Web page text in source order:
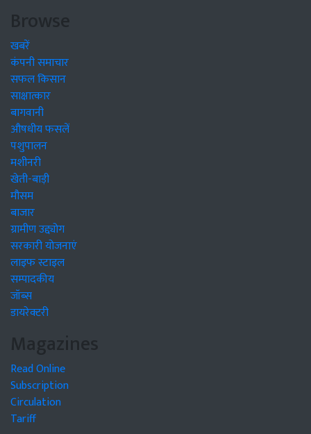
Browse
खबरें
कंपनी समाचार
सफल किसान
साक्षात्कार
बागवानी
औषधीय फसलें
पशुपालन
मशीनरी
खेती-बाड़ी
मौसम
बाजार
ग्रामीण उद्द्योग
सरकारी योजनाएं
लाइफ स्टाइल
सम्पादकीय
जॉब्स
डायरेक्टरी
Magazines
Read Online
Subscription
Circulation
Tariff